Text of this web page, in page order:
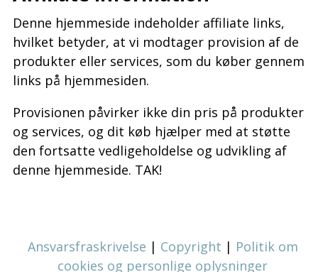
Denne hjemmeside indeholder affiliate links,
hvilket betyder, at vi modtager provision af de
produkter eller services, som du køber gennem
links på hjemmesiden.
Provisionen påvirker ikke din pris på produkter
og services, og dit køb hjælper med at støtte
den fortsatte vedligeholdelse og udvikling af
denne hjemmeside. TAK!
Ansvarsfraskrivelse | Copyright | Politik om
cookies og personlige oplysninger